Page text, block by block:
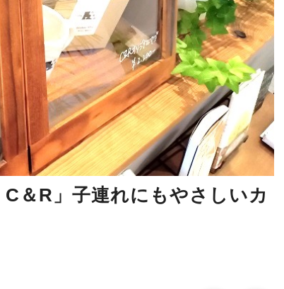
＆R」子連れにもやさしいカ